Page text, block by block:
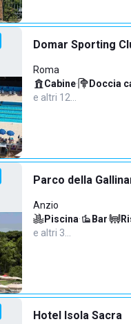
Domar Sporting
Roma
Cabine· Doccia
e altri 12…
Parco della
Anzio
Piscina· Bar·
e altri 3…
Hotel Isola Sacra